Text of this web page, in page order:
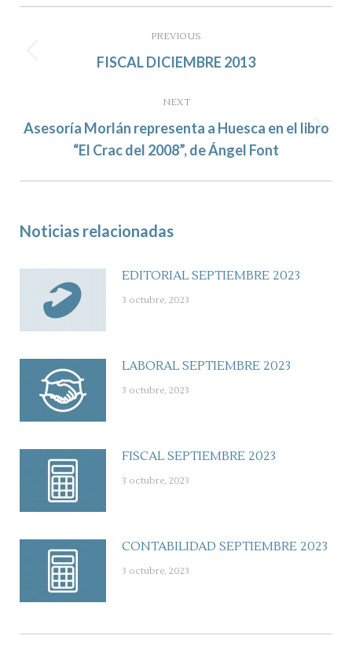
PREVIOUS
Previous
FISCAL DICIEMBRE 2013
NEXT
Next
post:
Asesoría Morlán representa a Huesca en el libro
“El Crac del 2008”, de Ángel Font
Noticias relacionadas
EDITORIAL SEPTIEMBRE 2023
3 octubre, 2023
LABORAL SEPTIEMBRE 2023
3 octubre, 2023
FISCAL SEPTIEMBRE 2023
3 octubre, 2023
CONTABILIDAD SEPTIEMBRE 2023
3 octubre, 2023